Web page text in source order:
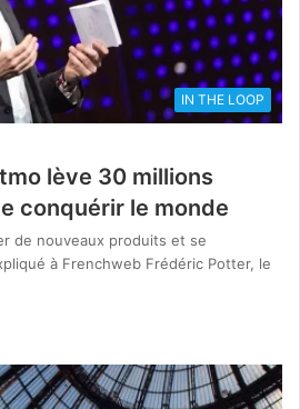
IN THE LOOP
lève 30 millions
conquérir le monde
de nouveaux produits et se
à Frenchweb Frédéric Potter, le